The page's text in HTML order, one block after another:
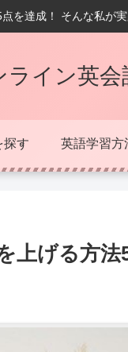
を達成！ そんな私が
ライン英
探す 英語学習方
上げる方法